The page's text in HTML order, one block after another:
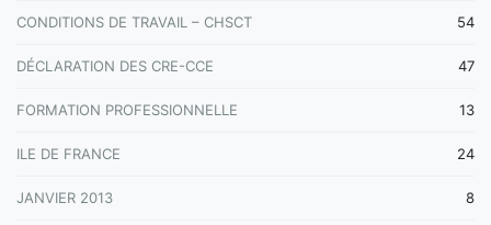
CONDITIONS DE TRAVAIL – CHSCT 54
DÉCLARATION DES CRE-CCE 47
FORMATION PROFESSIONNELLE 13
ILE DE FRANCE 24
JANVIER 2013 8